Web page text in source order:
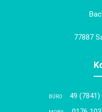
77887
BÜRO 49 (7841)